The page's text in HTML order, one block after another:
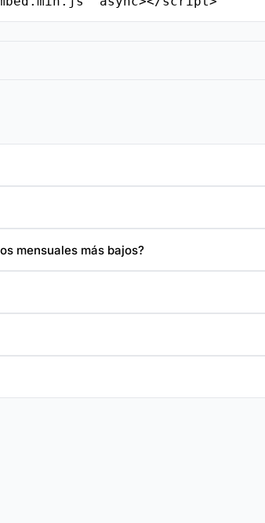
mensuales más bajos?